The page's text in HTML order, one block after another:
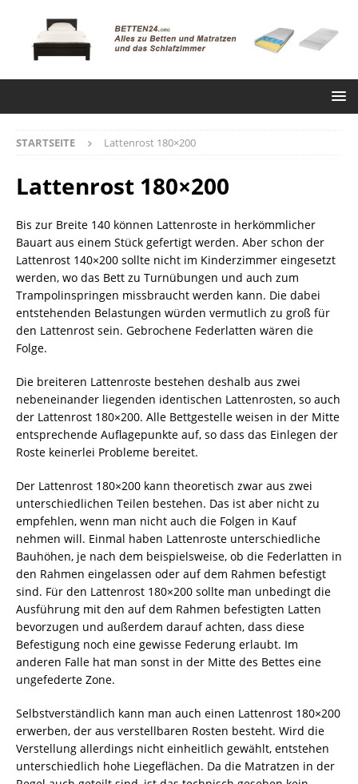
STARTSEITE Lattenrost 180×200
Lattenrost 180×200
Bis zur Breite 140 können Lattenroste in herkömmlicher
Bauart aus einem Stück gefertigt werden. Aber schon der
Lattenrost 140×200 sollte nicht im Kinderzimmer eingesetzt
werden, wo das Bett zu Turnübungen und auch zum
Trampolinspringen missbraucht werden kann. Die dabei
entstehenden Belastungen würden vermutlich zu groß für
den Lattenrost sein. Gebrochene Federlatten wären die
Folge.
Die breiteren Lattenroste bestehen deshalb aus zwei
nebeneinander liegenden identischen Lattenrosten, so auch
der Lattenrost 180×200. Alle Bettgestelle weisen in der Mitte
entsprechende Auflagepunkte auf, so dass das Einlegen der
Roste keinerlei Probleme bereitet.
Der Lattenrost 180×200 kann theoretisch zwar aus zwei
unterschiedlichen Teilen bestehen. Das ist aber nicht zu
empfehlen, wenn man nicht auch die Folgen in Kauf
nehmen will. Einmal haben Lattenroste unterschiedliche
Bauhöhen, je nach dem beispielsweise, ob die Federlatten in
den Rahmen eingelassen oder auf dem Rahmen befestigt
sind. Für den Lattenrost 180×200 sollte man unbedingt die
Ausführung mit den auf dem Rahmen befestigten Latten
bevorzugen und außerdem darauf achten, dass diese
Befestigung noch eine gewisse Federung erlaubt. Im
anderen Falle hat man sonst in der Mitte des Bettes eine
ungefederte Zone.
Selbstverständlich kann man auch einen Lattenrost 180×200
erwerben, der aus verstellbaren Rosten besteht. Wird die
Verstellung allerdings nicht einheitlich gewählt, entstehen
unterschiedlich hohe Liegeflächen. Da die Matratzen in der